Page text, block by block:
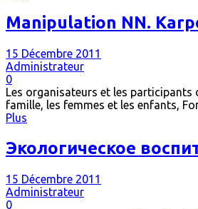
Manipulation NN.
15 Décembre 2011
Administrateur
0
Les organisateurs et les
famille, les femmes et les enfants,
Plus
Экологическое
15 Décembre 2011
Administrateur
0